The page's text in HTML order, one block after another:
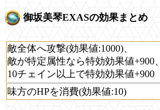
御坂美琴EXASの効果まとめ
敵全体へ攻撃(効果値:1000)、
敵が特定属性なら特効効果値+900、
10チェイン以上で特効効果値+900
味方のHPを消費(効果値:10)